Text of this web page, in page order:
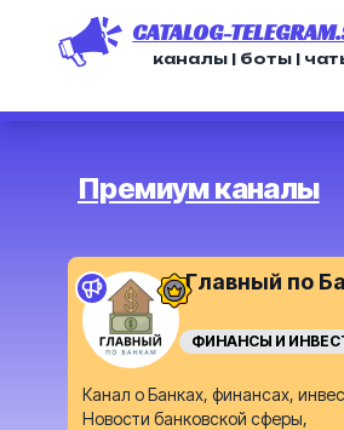
CATALOG-
каналы | боты |
Премиум каналы
Главный по
ФИНАНСЫ И
Канал о Банках, финансах,
Новости банковской сферы,